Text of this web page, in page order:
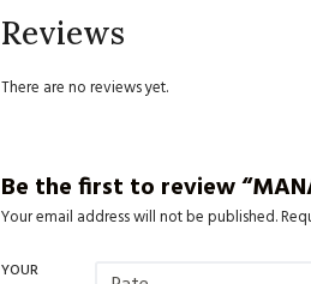
Reviews
There are no reviews yet.
Be the first to review
Your email address will not be published.
YOUR